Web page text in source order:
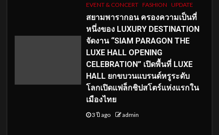
EVENT & CONCERT FASHION UPDATE
สยามพารากอน ครองความเป็นที่
หนึ่งของ LUXURY DESTINATION
จัดงาน “SIAM PARAGON THE
LUXE HALL OPENING
CELEBRATION” เปิดพื้นที่ LUXE
HALL ยกขบวนแบรนด์หรูระดับ
โลกเปิดแฟล็กชิปสโตร์แห่งแรกใน
เมืองไทย
3 ปี ago admin